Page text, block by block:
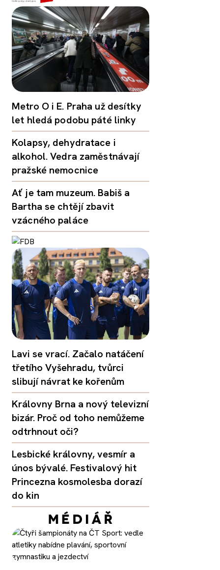
Metro O i E. Praha už desítky
let hledá podobu páté linky
Kolapsy, dehydratace i
alkohol. Vedra zaměstnávají
pražské nemocnice
Ať je tam muzeum. Babiš a
Bartha se chtějí zbavit
vzácného paláce
Lavi se vrací. Začalo natáčení
třetího Vyšehradu, tvůrci
slibují návrat ke kořenům
Královny Brna a nový televizní
bizár. Proč od toho nemůžeme
odtrhnout oči?
Lesbické královny, vesmír a
únos bývalé. Festivalový hit
Princezna kosmolesba dorazí
do kin